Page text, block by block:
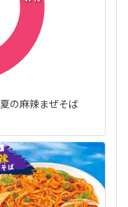
夏の麻辣まぜそば